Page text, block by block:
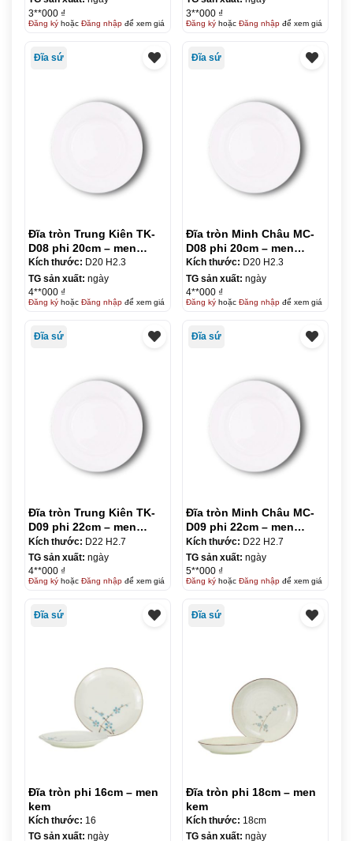
3**000 ₫
Đăng kýhoặc Đăng nhậpđể xem giá
3**000 ₫
Đăng kýhoặc Đăng nhậpđể xem giá
Đĩa sứ
Đĩa tròn Trung Kiên TK-
D08 phi 20cm – men
trắng
Kích thước: D20 H2.3
TG sản xuất: ngày
4**000 ₫
Đăng kýhoặc Đăng nhậpđể xem giá
Đĩa sứ
Đĩa tròn Minh Châu MC-
D08 phi 20cm – men
trắng
Kích thước: D20 H2.3
TG sản xuất: ngày
4**000 ₫
Đăng kýhoặc Đăng nhậpđể xem giá
Đĩa sứ
Đĩa tròn Trung Kiên TK-
D09 phi 22cm – men
trắng
Kích thước: D22 H2.7
TG sản xuất: ngày
4**000 ₫
Đăng kýhoặc Đăng nhậpđể xem giá
Đĩa sứ
Đĩa tròn Minh Châu MC-
D09 phi 22cm – men
trắng
Kích thước: D22 H2.7
TG sản xuất: ngày
5**000 ₫
Đăng kýhoặc Đăng nhậpđể xem giá
Đĩa sứ
Đĩa tròn phi 16cm – men
kem
Kích thước: 16
TG sản xuất: ngày
Đĩa sứ
Đĩa tròn phi 18cm – men
kem
Kích thước: 18cm
TG sản xuất: ngày